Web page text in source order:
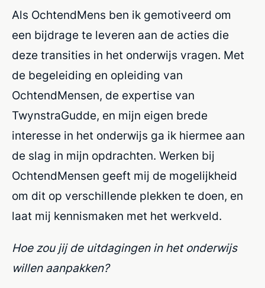
Als OchtendMens ben ik gemotiveerd om
een bijdrage te leveren aan de acties die
deze transities in het onderwijs vragen. Met
de begeleiding en opleiding van
OchtendMensen, de expertise van
TwynstraGudde, en mijn eigen brede
interesse in het onderwijs ga ik hiermee aan
de slag in mijn opdrachten. Werken bij
OchtendMensen geeft mij de mogelijkheid
om dit op verschillende plekken te doen, en
laat mij kennismaken met het werkveld.
Hoe zou jij de uitdagingen in het onderwijs
willen aanpakken?